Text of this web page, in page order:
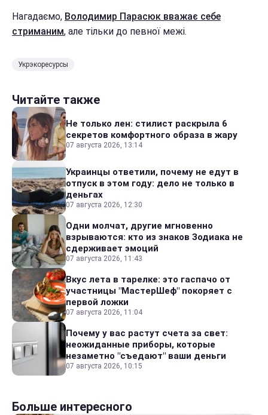
Нагадаємо, Володимир Парасюк вважає себе
стриманим, але тільки до певної межі.
Укрэкоресурсы
Читайте также
Не только лен: стилист раскрыла 6
секретов комфортного образа в жару
07 августа 2026, 13:14
Украинцы ответили, почему не едут в
отпуск в этом году: дело не только в
деньгах
07 августа 2026, 12:30
Одни молчат, другие мгновенно
взрываются: кто из знаков Зодиака не
сдерживает эмоций
07 августа 2026, 11:43
Вкус лета в тарелке: это гаспачо от
участницы "МастерШеф" покоряет с
первой ложки
07 августа 2026, 11:04
Почему у вас растут счета за свет:
неожиданные приборы, которые
незаметно "съедают" ваши деньги
07 августа 2026, 10:15
Больше интересного